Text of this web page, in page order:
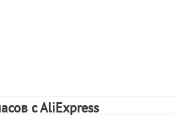
c AliExpress